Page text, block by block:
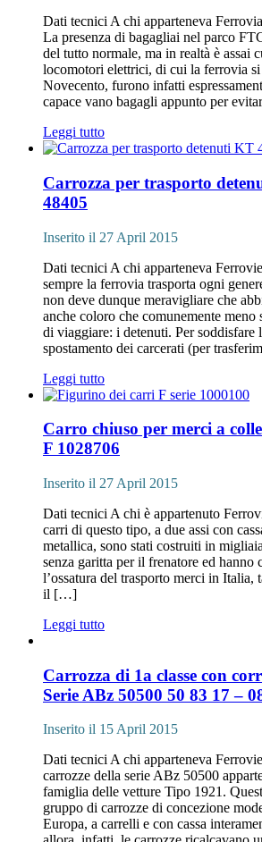
Dati tecnici A chi apparteneva
La presenza di bagagliai nel parco
del tutto normale, ma in realtà è assai
locomotori elettrici, di cui la ferrovia
Novecento, furono infatti
capace vano bagagli appunto per
Leggi tutto
Carrozza per trasporto
48405
Inserito il 27 April 2015
Dati tecnici A chi apparteneva
sempre la ferrovia trasporta ogni
non deve dunque meravigliare che
anche coloro che comunemente meno
di viaggiare: i detenuti. Per soddisfare
spostamento dei carcerati (per
Leggi tutto
Carro chiuso per merci a
F 1028706
Inserito il 27 April 2015
Dati tecnici A chi è appartenuto
carri di questo tipo, a due assi con
metallica, sono stati costruiti in
senza garitta per il frenatore ed hanno
l’ossatura del trasporto merci in Italia,
il […]
Leggi tutto
Carrozza di 1a classe con
Serie ABz 50500 50 83 17 –
Inserito il 15 April 2015
Dati tecnici A chi apparteneva
carrozze della serie ABz 50500
famiglia delle vetture Tipo 1921.
gruppo di carrozze di concezione
Europa, a carrelli e con cassa